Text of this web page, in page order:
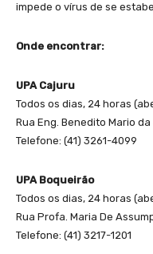
impede o vírus de se
Onde encontrar:
UPA Cajuru
Todos os dias, 24 horas
Rua Eng. Benedito Mario
Telefone: (41) 3261-4099
UPA Boqueirão
Todos os dias, 24 horas
Rua Profa. Maria De
Telefone: (41) 3217-1201